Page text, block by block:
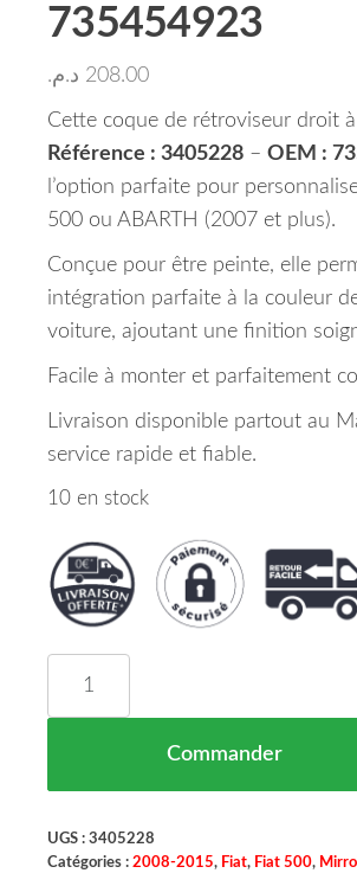
735454923
208.00 د.م.
Cette coque de rétroviseur droit
Référence : 3405228 – OEM :
l’option parfaite pour
500 ou ABARTH (2007 et plus).
Conçue pour être peinte, elle
intégration parfaite à la couleur
voiture, ajoutant une finition
Facile à monter et parfaitement
Livraison disponible partout au
service rapide et fiable.
10 en stock
Commander
UGS : 3405228
Catégories : 2008-2015, Fiat, Fiat 500,